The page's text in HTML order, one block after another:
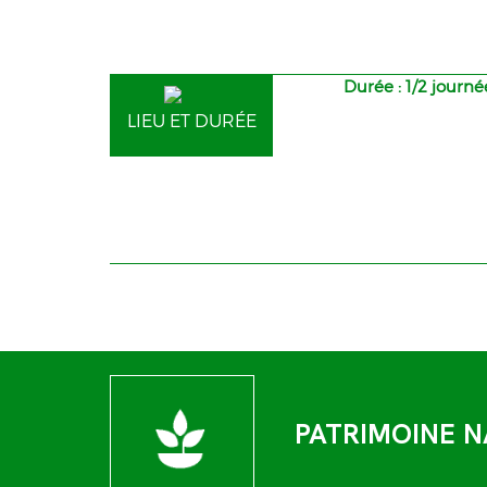
LIEU ET DURÉE
Durée : 1/2
PATRIMOINE